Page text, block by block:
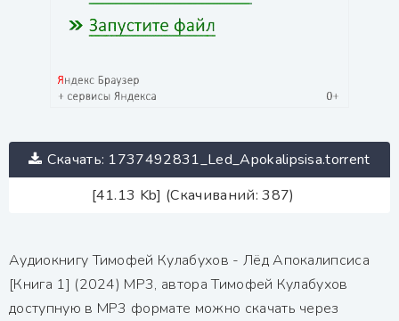
Скачать: 1737492831_Led_Apokalipsisa.torrent
[41.13 Kb] (Скачиваний: 387)
Аудиокнигу Тимофей Кулабухов - Лёд Апокалипсиса
[Книга 1] (2024) MP3, автора Тимофей Кулабухов
доступную в MP3 формате можно скачать через